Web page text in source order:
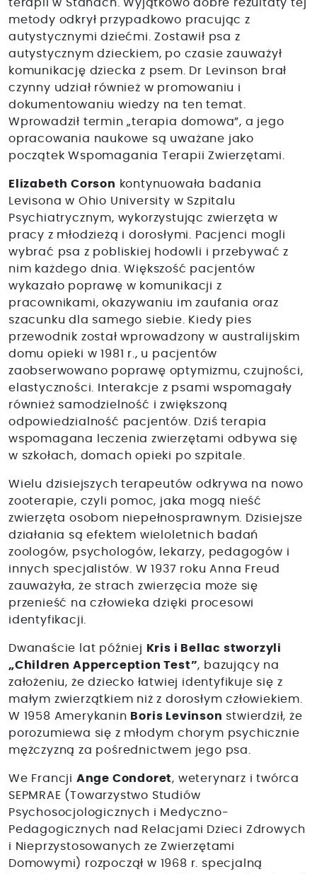
terapii w Stanach. Wyjątkowo dobre rezultaty tej
metody odkrył przypadkowo pracując z
autystycznymi dziećmi. Zostawił psa z
autystycznym dzieckiem, po czasie zauważył
komunikację dziecka z psem. Dr Levinson brał
czynny udział również w promowaniu i
dokumentowaniu wiedzy na ten temat.
Wprowadził termin „terapia domowa”, a jego
opracowania naukowe są uważane jako
początek Wspomagania Terapii Zwierzętami.
Elizabeth Corson kontynuowała badania
Levisona w Ohio University w Szpitalu
Psychiatrycznym, wykorzystując zwierzęta w
pracy z młodzieżą i dorosłymi. Pacjenci mogli
wybrać psa z pobliskiej hodowli i przebywać z
nim każdego dnia. Większość pacjentów
wykazało poprawę w komunikacji z
pracownikami, okazywaniu im zaufania oraz
szacunku dla samego siebie. Kiedy pies
przewodnik został wprowadzony w australijskim
domu opieki w 1981 r., u pacjentów
zaobserwowano poprawę optymizmu, czujności,
elastyczności. Interakcje z psami wspomagały
również samodzielność i zwiększoną
odpowiedzialność pacjentów. Dziś terapia
wspomagana leczenia zwierzętami odbywa się
w szkołach, domach opieki po szpitale.
Wielu dzisiejszych terapeutów odkrywa na nowo
zooterapie, czyli pomoc, jaka mogą nieść
zwierzęta osobom niepełnosprawnym. Dzisiejsze
działania są efektem wieloletnich badań
zoologów, psychologów, lekarzy, pedagogów i
innych specjalistów. W 1937 roku Anna Freud
zauważyła, że strach zwierzęcia może się
przenieść na człowieka dzięki procesowi
identyfikacji.
Dwanaście lat później
Kris i Bellac stworzyli
„Children Apperception Test”, bazujący na
założeniu, że dziecko łatwiej identyfikuje się z
małym zwierzątkiem niż z dorosłym człowiekiem.
W 1958 Amerykanin Boris Levinson stwierdził, że
porozumiewa się z młodym chorym psychicznie
mężczyzną za pośrednictwem jego psa.
We Francji Ange Condoret, weterynarz i twórca
SEPMRAE (Towarzystwo Studiów
Psychosocjologicznych i Medyczno-
Pedagogicznych nad Relacjami Dzieci Zdrowych
i Nieprzystosowanych ze Zwierzętami
Domowymi) rozpoczął w 1968 r. specjalną